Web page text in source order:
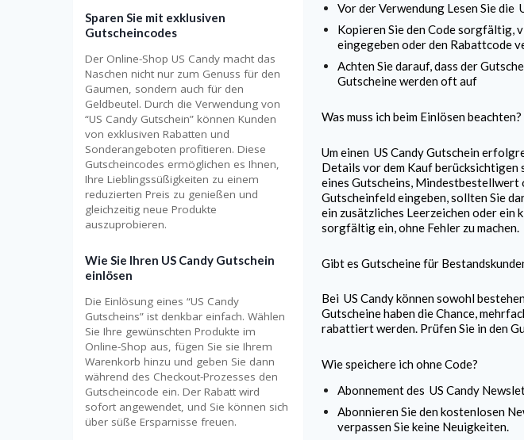
Vor der Verwendung Lesen Sie die
Kopieren Sie den Code sorgfältig,
eingegeben oder den Rabattcode
Achten Sie darauf, dass der
Gutscheine werden oft auf
Was muss ich beim Einlösen beachten?
Um einenUS CandyGutschein
Details vor dem Kauf
eines Gutscheins, Mindestbestellwert
Gutscheinfeld eingeben, sollten Sie
ein zusätzliches Leerzeichen oder ein
sorgfältig ein, ohne Fehler zu machen.
Gibt es Gutscheine für
BeiUS Candykönnen sowohl
Gutscheine haben die Chance,
rabattiert werden. Prüfen Sie in den
Wie speichere ich ohne Code?
Abonnement desUS Candy
Abonnieren Sie den kostenlosen
verpassen Sie keine Neuigkeiten.
Sparen Sie mit exklusiven
Gutscheincodes
Der Online-Shop US Candy macht das
Naschen nicht nur zum Genuss für den
Gaumen, sondern auch für den
Geldbeutel. Durch die Verwendung von
“US Candy Gutschein” können Kunden
von exklusiven Rabatten und
Sonderangeboten profitieren. Diese
Gutscheincodes ermöglichen es Ihnen,
Ihre Lieblingssüßigkeiten zu einem
reduzierten Preis zu genießen und
gleichzeitig neue Produkte
auszuprobieren.
Wie Sie Ihren US Candy Gutschein
einlösen
Die Einlösung eines “US Candy
Gutscheins” ist denkbar einfach. Wählen
Sie Ihre gewünschten Produkte im
Online-Shop aus, fügen Sie sie Ihrem
Warenkorb hinzu und geben Sie dann
während des Checkout-Prozesses den
Gutscheincode ein. Der Rabatt wird
sofort angewendet, und Sie können sich
über süße Ersparnisse freuen.